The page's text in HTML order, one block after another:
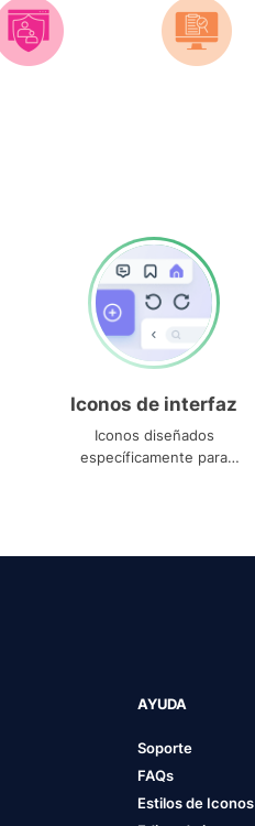
Iconos de interfaz
Iconos diseñados
específicamente para
AYUDA
Soporte
FAQs
Estilos de Iconos